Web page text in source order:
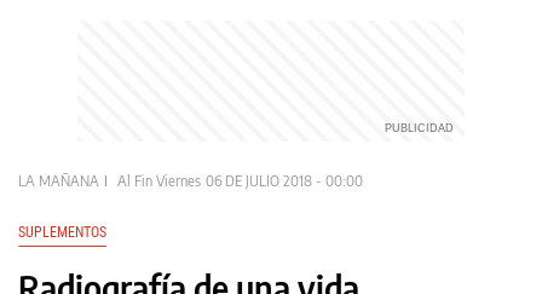
LA MAÑANA Al Fin Viernes 06 DE JULIO 2018 - 00:00
SUPLEMENTOS